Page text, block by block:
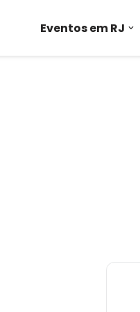
Eventos em RJ